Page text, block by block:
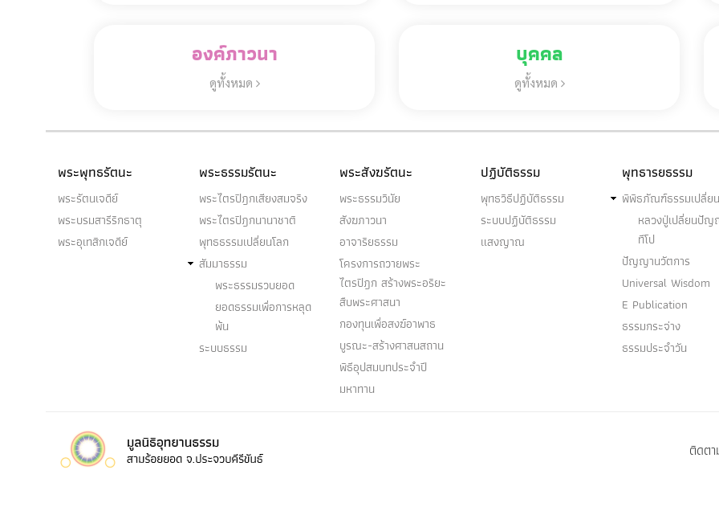
องค์ภาวนา
ดูทั้งหมด
บุคคล
ดูทั้งหมด
พระพุทธรัตนะ
พระรัตนเจดีย์
พระบรมสารีริกธาตุ
พระอุเทสิกเจดีย์
พระธรรมรัตนะ
พระไตรปิฎกเสียงสมจริง
พระไตรปิฎกนานาชาติ
พุทธธรรมเปลี่ยนโลก
สัมมาธรรม
พระธรรมรวบยอด
ยอดธรรมเพื่อการหลุด
พ้น
ระบบธรรม
พระสังฆรัตนะ
พระธรรมวินัย
สังฆภาวนา
อาจาริยธรรม
โครงการถวายพระ
ไตรปิฎก สร้างพระอริยะ
สืบพระศาสนา
กองทุนเพื่อสงฆ์อาพาธ
บูรณะ-สร้างศาสนสถาน
พิธีอุปสมบทประจำปี
มหาทาน
ปฏิบัติธรรม
พุทธวิธีปฏิบัติธรรม
ระบบปฏิบัติธรรม
แสงญาณ
พุทธารยธรรม
พิพิธภัณฑ์ธรรมเปลี่ย
หลวงปู่เปลี่ยนปั
ทีโป
ปัญญานวัตการ
Universal Wisdom
E Publication
ธรรมกระจ่าง
ธรรมประจำวัน
ติดต